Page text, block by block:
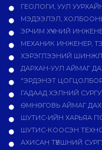
ГЕОЛОГИ, УУЛ
МЭДЭЭЛЭЛ,
ЭРЧИМ ХҮЧНИЙ
МЕХАНИК ИНЖЕНЕР,
ХЭРЭГЛЭЭНИЙ
ДАРХАН-УУЛ АЙМАГ
"ЭРДЭНЭТ
ГАДААД ХЭЛНИЙ
ӨМНӨГОВЬ АЙМАГ
ШУТИС-ИЙН ХАРЬЯА
ШУТИС-КООСЭН
АХИСАН ТҮВШНИЙ